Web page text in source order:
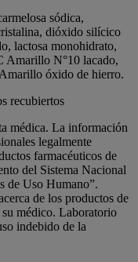
sódica,
dióxido silícico
lactosa monohidrato,
Amarillo N°10 lacado,
óxido de hierro.
recubiertos
médica. La información
legalmente
farmacéuticos de
del Sistema Nacional
de Uso Humano”.
de los productos de
médico. Laboratorio
indebido de la